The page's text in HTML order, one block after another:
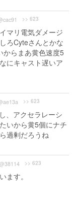
>> 623
マリ電気ダメージ
ろCyteさんとかな
からまあ黄色速度5
にキャスト遅いア
>> 623
、アクセラレーシ
いから黄5個にナチ
過剰だろうね
>> 623
ます。